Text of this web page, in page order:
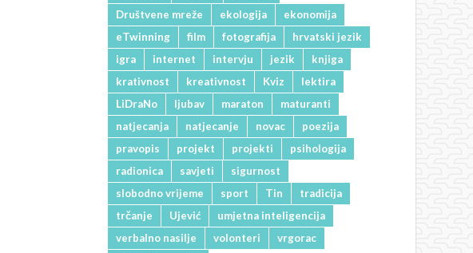
Društvene mreže
ekologija
ekonomija
eTwinning
film fotografija
hrvatski jezik
igra
internet intervju jezik
knjiga
krativnost
kreativnost Kviz
lektira
LiDraNo
ljubav maraton
maturanti
natjecanja
natjecanje novac
poezija
pravopis
projekt projekti
psihologija
radionica
savjeti
sigurnost
slobodno vrijeme
sport Tin
tradicija
trčanje
Ujević
umjetna inteligencija
verbalno nasilje
volonteri
vrgorac